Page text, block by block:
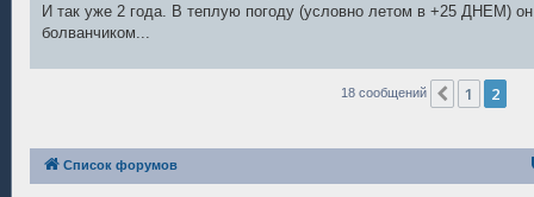
И так уже 2 года. В теплую погоду (условно летом в +25 ДНЕМ)
болванчиком...
18 сообщений Пред.
1 2
Список форумов